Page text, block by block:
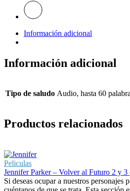
Información adicional
Información adicional
Tipo de saludo Audio, hasta 60
Productos relacionados
Peliculas
Jennifer Parker – Volver al Futuro 2 y
Si deseas ocupar a nuestros